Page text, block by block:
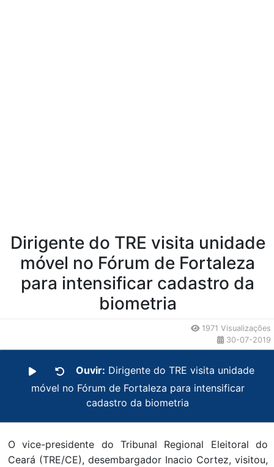
Dirigente do TRE visita unidade
móvel no Fórum de Fortaleza
para intensificar cadastro da
biometria
1971 Visualizações
30-07-2019
Ouvir: Dirigente do TRE visita unidade
móvel no Fórum de Fortaleza para intensificar
cadastro da biometria
O vice-presidente do Tribunal Regional Eleitoral do
Ceará (TRE/CE), desembargador Inacio Cortez, visitou,